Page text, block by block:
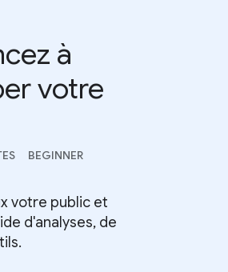
à
votre
BEGINNER
votre public et
d'analyses, de